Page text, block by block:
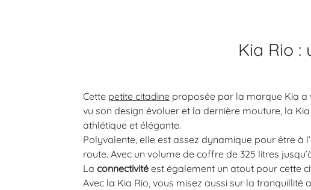
Kia Rio :
Cette petite citadine proposée par la marque Kia a
vu son design évoluer et la dernière mouture, la
athlétique et élégante.
Polyvalente, elle est assez dynamique pour être à
route. Avec un volume de coffre de 325 litres
La connectivité est également un atout pour cette
Avec la Kia Rio, vous misez aussi sur la tranquillité